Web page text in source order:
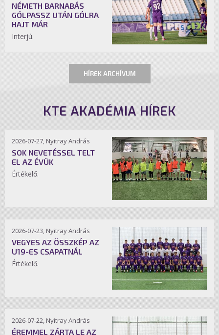
NÉMETH BARNABÁS
GÓLPASSZ UTÁN GÓLRA
HAJT MÁR
Interjú.
HÍREK ARCHÍVUM
KTE AKADÉMIA HÍREK
2026-07-27, Nyitray András
SOK NEVETÉSSEL TELT
EL AZ ÉVÜK
Értékelő.
2026-07-23, Nyitray András
VEGYES AZ ÖSSZKÉP AZ
U19-ES CSAPATNÁL
Értékelő.
2026-07-22, Nyitray András
ÉREMMEL ZÁRTA LE AZ